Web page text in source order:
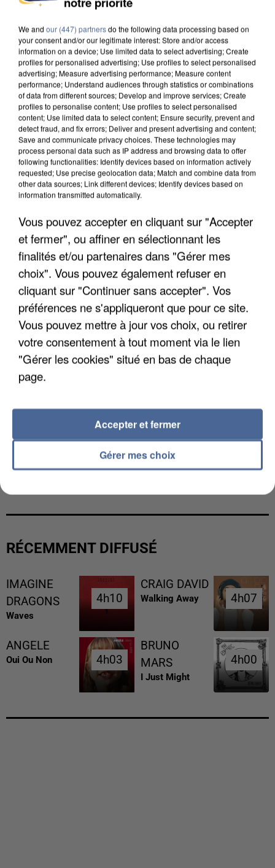
DE SOLIDARITÉ AVEC LES...
APRÈS TOUTES CES CANICULES, LES REFUGES
DE FAUNE SAUVAGE SONT...
L’UN DES FONDATEURS SUPPOSÉS DE LA DZ
RÉCEMMENT DIFFUSÉ
IMAGINE
DRAGONS
Waves
4h10
4h10
CRAIG DAVID
Walking Away 4h07
4h07
ANGELE
Oui Ou Non 4h03
4h03
BRUNO
MARS
I Just Might
4h00
4h00
We and our (447) partnersdo the following data processing based on
your consent and/or our legitimate interest: Store and/or access
information on a device; Use limited data to select advertising; Create
profiles for personalised advertising; Use profiles to select personalised
advertising; Measure advertising performance; Measure content
performance; Understand audiences through statistics or combinations
of data from different sources; Develop and improve services; Create
profiles to personalise content; Use profiles to select personalised
content; Use limited data to select content; Ensure security, prevent and
detect fraud, and fix errors; Deliver and present advertising and content;
Save and communicate privacy choices. These technologies may
process personal data such as IP address and browsing data to offer
following functionalities: Identify devices based on information actively
requested; Use precise geolocation data; Match and combine data from
other data sources; Link different devices; Identify devices based on
information transmitted automatically.
Vous pouvez accepter en cliquant sur "Accepter
et fermer", ou affiner en sélectionnant les
finalités et/ou partenaires dans "Gérer mes
choix". Vous pouvez également refuser en
cliquant sur "Continuer sans accepter". Vos
préférences ne s'appliqueront que pour ce site.
Vous pouvez mettre à jour vos choix, ou retirer
votre consentement à tout moment via le lien
"Gérer les cookies" situé en bas de chaque
page.
Gérer mes choix
Accepter et fermer